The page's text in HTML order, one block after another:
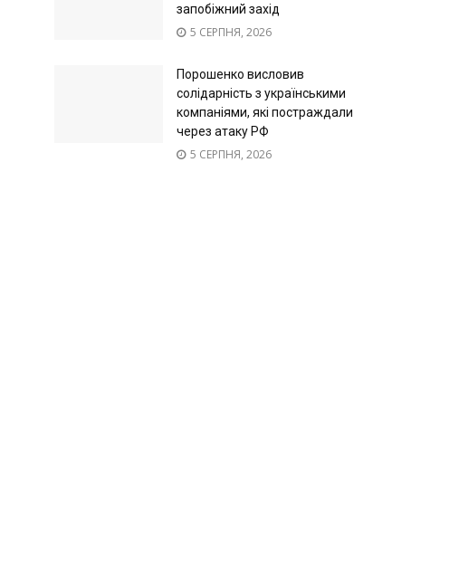
запобіжний захід
5 СЕРПНЯ, 2026
Порошенко висловив
солідарність з українськими
компаніями, які постраждали
через атаку РФ
5 СЕРПНЯ, 2026